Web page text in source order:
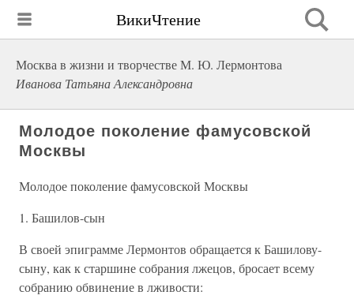
ВикиЧтение
Москва в жизни и творчестве М. Ю. Лермонтова
Иванова Татьяна Александровна
Молодое поколение фамусовской
Москвы
Молодое поколение фамусовской Москвы
1. Башилов-сын
В своей эпиграмме Лермонтов обращается к Башилову-
сыну, как к старшине собрания лжецов, бросает всему
собранию обвинение в лживости: